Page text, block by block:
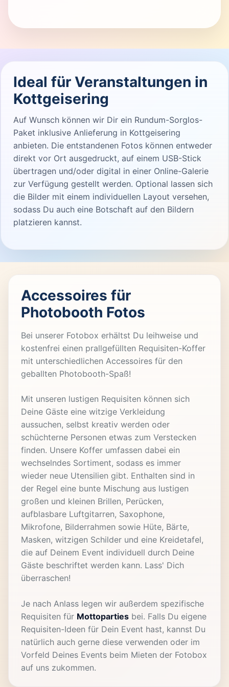
Ideal für Veranstaltungen in
Kottgeisering
Auf Wunsch können wir Dir ein Rundum-Sorglos-
Paket inklusive Anlieferung in Kottgeisering
anbieten. Die entstandenen Fotos können entweder
direkt vor Ort ausgedruckt, auf einem USB-Stick
übertragen und/oder digital in einer Online-Galerie
zur Verfügung gestellt werden. Optional lassen sich
die Bilder mit einem individuellen Layout versehen,
sodass Du auch eine Botschaft auf den Bildern
platzieren kannst.
Accessoires für
Photobooth Fotos
Bei unserer Fotobox erhältst Du leihweise und
kostenfrei einen prallgefüllten Requisiten-Koffer
mit unterschiedlichen Accessoires für den
geballten Photobooth-Spaß!
Mit unseren lustigen Requisiten können sich
Deine Gäste eine witzige Verkleidung
aussuchen, selbst kreativ werden oder
schüchterne Personen etwas zum Verstecken
finden. Unsere Koffer umfassen dabei ein
wechselndes Sortiment, sodass es immer
wieder neue Utensilien gibt. Enthalten sind in
der Regel eine bunte Mischung aus lustigen
großen und kleinen Brillen, Perücken,
aufblasbare Luftgitarren, Saxophone,
Mikrofone, Bilderrahmen sowie Hüte, Bärte,
Masken, witzigen Schilder und eine Kreidetafel,
die auf Deinem Event individuell durch Deine
Gäste beschriftet werden kann. Lass' Dich
überraschen!
Je nach Anlass legen wir außerdem spezifische
Requisiten für Mottoparties bei. Falls Du eigene
Requisiten-Ideen für Dein Event hast, kannst Du
natürlich auch gerne diese verwenden oder im
Vorfeld Deines Events beim Mieten der Fotobox
auf uns zukommen.